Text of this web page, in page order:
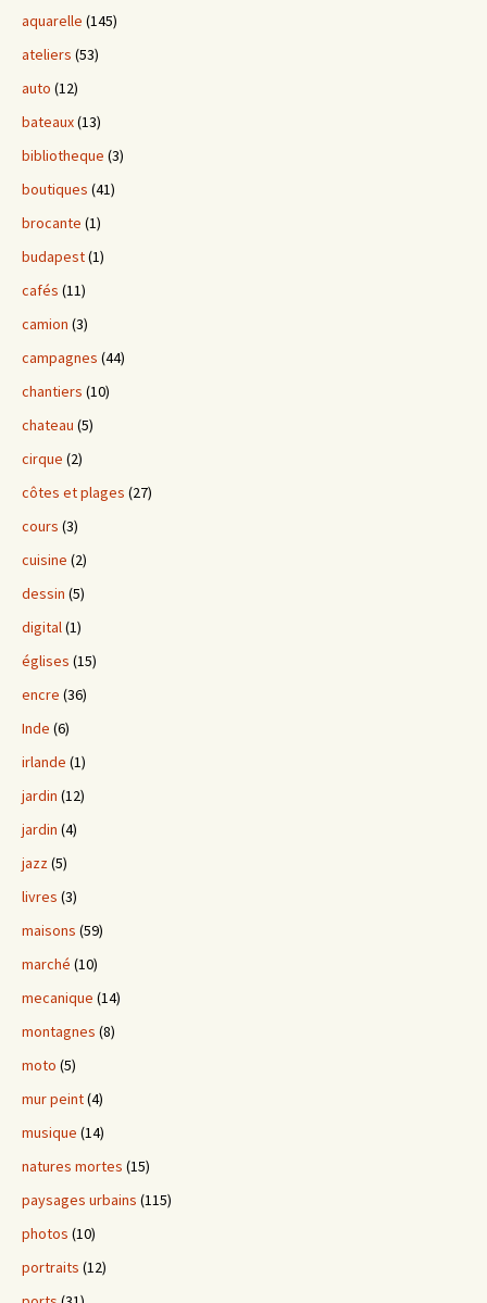
aquarelle (145)
ateliers (53)
auto (12)
bateaux(13)
bibliotheque (3)
boutiques (41)
brocante (1)
budapest(1)
cafés (11)
camion (3)
campagnes (44)
chantiers (10)
chateau (5)
cirque (2)
côtes et plages (27)
cours (3)
cuisine (2)
dessin (5)
digital (1)
églises (15)
encre (36)
Inde (6)
irlande (1)
jardin (12)
jardin (4)
jazz (5)
livres (3)
maisons (59)
marché (10)
mecanique (14)
montagnes (8)
moto (5)
mur peint(4)
musique (14)
natures mortes (15)
paysages urbains (115)
photos (10)
portraits (12)